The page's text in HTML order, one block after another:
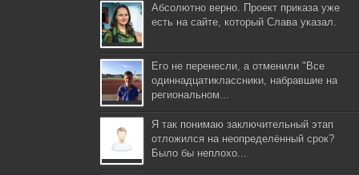
Абсолютно верно. Проект приказа уже
есть на сайте, который Слава указал.
Его не перенесли, а отменили "Все
одиннадцатиклассники, набравшие на
региональном...
Я так понимаю заключительный этап
отложился на неопределённый срок?
Было бы неплохо...